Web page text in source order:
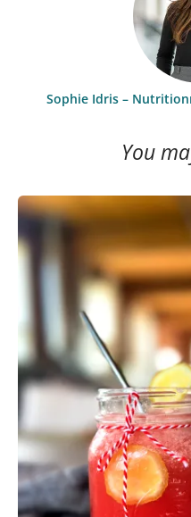
Sophie Idris –
You